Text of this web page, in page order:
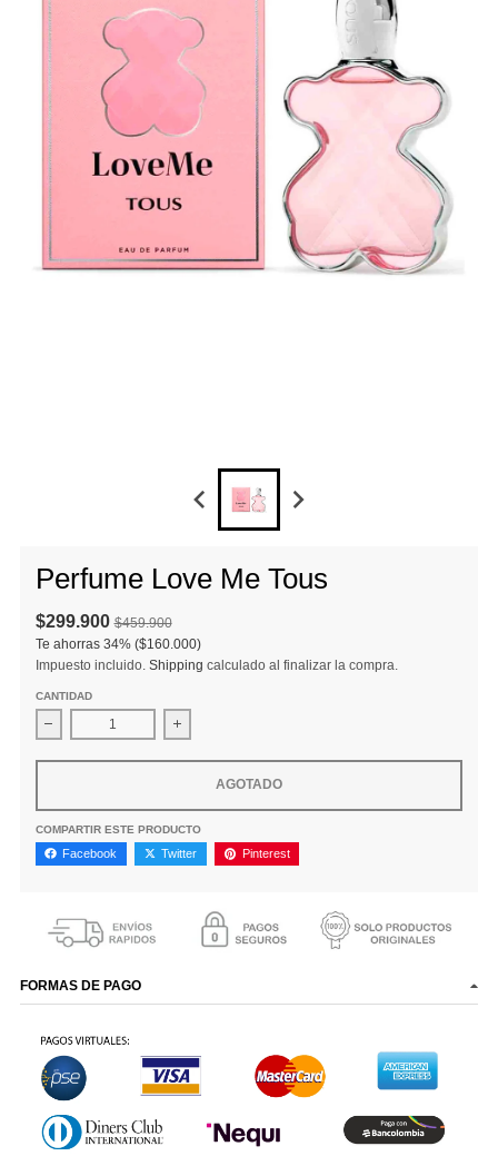
Perfume Love Me Tous
$299.900$459.900
Te ahorras 34% ($160.000)
Impuesto incluido. Shipping calculado al finalizar la compra.
CANTIDAD
Disminuir cantidad para Perfume Love Me Tous
Aumentar la cantidad para Perfume Love Me
AGOTADO
COMPARTIR ESTE PRODUCTO
Facebook Twitter Pinterest
FORMAS DE PAGO